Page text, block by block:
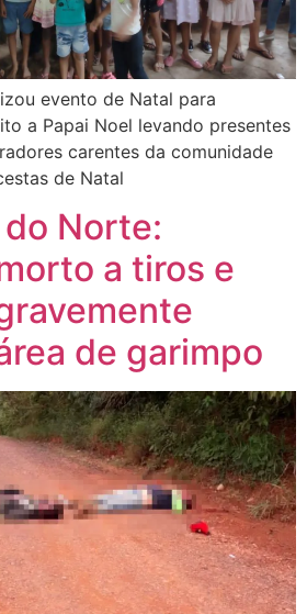
evento de Natal para
a Papai Noel levando presentes
carentes da comunidade
de Natal
Norte:
a tiros e
de garimpo